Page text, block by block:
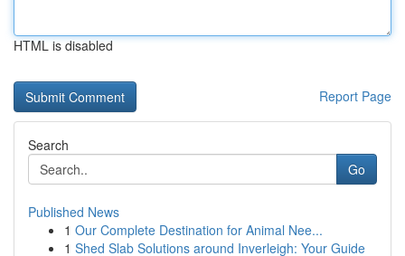
HTML is disabled
Report Page
Search
Go
Published News
1 Our Complete Destination for Animal Nee...
1 Shed Slab Solutions around Inverleigh: Your Guide